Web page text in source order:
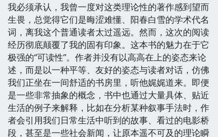
我必须承认，我曾一度对这类理论性的著作感到望而
生畏，总觉得它们是晦涩难懂、阳春白雪的学术代名
词，离我这个普通读者太过遥远。然而，这次的阅读
经历彻底颠覆了我的固有印象。这本书的魅力在于它
极强的“可读性”。作者并没有以高高在上的姿态来论
述，而是以一种平等、友好的姿态与读者对话，仿佛
我们正坐在一间舒适的书房里，听他娓娓道来。即便
是一些非常抽象的概念，书中也通过大量具体、贴近
生活的例子来解释，比如在分析某种叙事手法时，作
者会引用我们日常生活中听到的故事、看过的电影桥
段，甚至是一些社会新闻，让原本遥不可及的理论瞬